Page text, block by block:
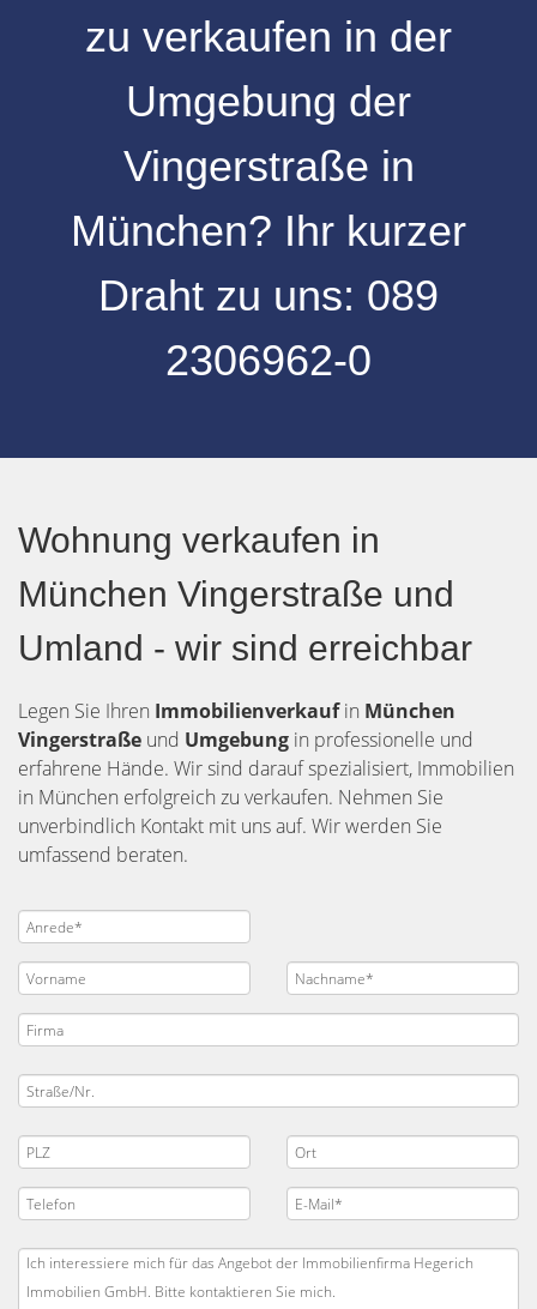
zu verkaufen in der
Umgebung der
Vingerstraße in
München? Ihr kurzer
Draht zu uns: 089
2306962-0
Wohnung verkaufen in
München Vingerstraße und
Umland - wir sind erreichbar
Legen Sie Ihren Immobilienverkaufin München
Vingerstraße und Umgebung in professionelle und
erfahrene Hände. Wir sind darauf spezialisiert, Immobilien
in München erfolgreich zu verkaufen. Nehmen Sie
unverbindlich Kontakt mit uns auf. Wir werden Sie
umfassend beraten.